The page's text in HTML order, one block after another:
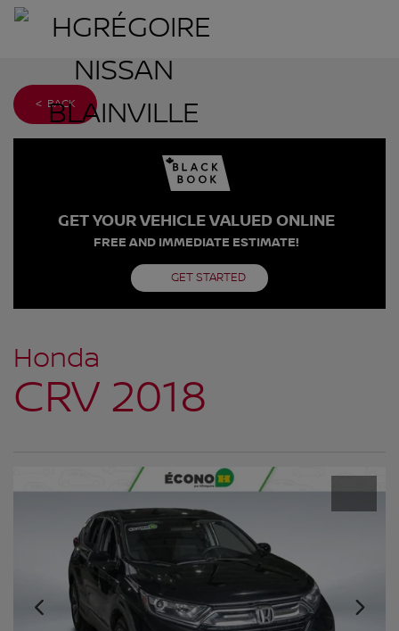
< BACK
GET YOUR VEHICLE VALUED ONLINE
FREE AND IMMEDIATE ESTIMATE!
GET STARTED
Honda
CRV 2018